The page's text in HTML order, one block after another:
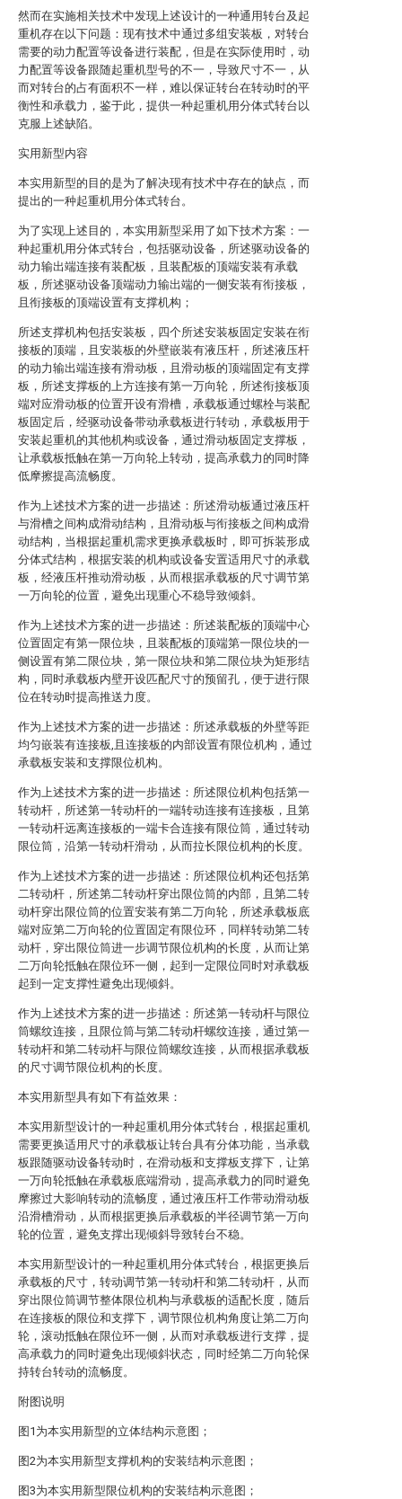
然而在实施相关技术中发现上述设计的一种通用转台及起
重机存在以下问题：现有技术中通过多组安装板，对转台
需要的动力配置等设备进行装配，但是在实际使用时，动
力配置等设备跟随起重机型号的不一，导致尺寸不一，从
而对转台的占有面积不一样，难以保证转台在转动时的平
衡性和承载力，鉴于此，提供一种起重机用分体式转台以
克服上述缺陷。
实用新型内容
本实用新型的目的是为了解决现有技术中存在的缺点，而
提出的一种起重机用分体式转台。
为了实现上述目的，本实用新型采用了如下技术方案：一
种起重机用分体式转台，包括驱动设备，所述驱动设备的
动力输出端连接有装配板，且装配板的顶端安装有承载
板，所述驱动设备顶端动力输出端的一侧安装有衔接板，
且衔接板的顶端设置有支撑机构；
所述支撑机构包括安装板，四个所述安装板固定安装在衔
接板的顶端，且安装板的外壁嵌装有液压杆，所述液压杆
的动力输出端连接有滑动板，且滑动板的顶端固定有支撑
板，所述支撑板的上方连接有第一万向轮，所述衔接板顶
端对应滑动板的位置开设有滑槽，承载板通过螺栓与装配
板固定后，经驱动设备带动承载板进行转动，承载板用于
安装起重机的其他机构或设备，通过滑动板固定支撑板，
让承载板抵触在第一万向轮上转动，提高承载力的同时降
低摩擦提高流畅度。
作为上述技术方案的进一步描述：所述滑动板通过液压杆
与滑槽之间构成滑动结构，且滑动板与衔接板之间构成滑
动结构，当根据起重机需求更换承载板时，即可拆装形成
分体式结构，根据安装的机构或设备安置适用尺寸的承载
板，经液压杆推动滑动板，从而根据承载板的尺寸调节第
一万向轮的位置，避免出现重心不稳导致倾斜。
作为上述技术方案的进一步描述：所述装配板的顶端中心
位置固定有第一限位块，且装配板的顶端第一限位块的一
侧设置有第二限位块，第一限位块和第二限位块为矩形结
构，同时承载板内壁开设匹配尺寸的预留孔，便于进行限
位在转动时提高推送力度。
作为上述技术方案的进一步描述：所述承载板的外壁等距
均匀嵌装有连接板,且连接板的内部设置有限位机构，通过
承载板安装和支撑限位机构。
作为上述技术方案的进一步描述：所述限位机构包括第一
转动杆，所述第一转动杆的一端转动连接有连接板，且第
一转动杆远离连接板的一端卡合连接有限位筒，通过转动
限位筒，沿第一转动杆滑动，从而拉长限位机构的长度。
作为上述技术方案的进一步描述：所述限位机构还包括第
二转动杆，所述第二转动杆穿出限位筒的内部，且第二转
动杆穿出限位筒的位置安装有第二万向轮，所述承载板底
端对应第二万向轮的位置固定有限位环，同样转动第二转
动杆，穿出限位筒进一步调节限位机构的长度，从而让第
二万向轮抵触在限位环一侧，起到一定限位同时对承载板
起到一定支撑性避免出现倾斜。
作为上述技术方案的进一步描述：所述第一转动杆与限位
筒螺纹连接，且限位筒与第二转动杆螺纹连接，通过第一
转动杆和第二转动杆与限位筒螺纹连接，从而根据承载板
的尺寸调节限位机构的长度。
本实用新型具有如下有益效果：
本实用新型设计的一种起重机用分体式转台，根据起重机
需要更换适用尺寸的承载板让转台具有分体功能，当承载
板跟随驱动设备转动时，在滑动板和支撑板支撑下，让第
一万向轮抵触在承载板底端滑动，提高承载力的同时避免
摩擦过大影响转动的流畅度，通过液压杆工作带动滑动板
沿滑槽滑动，从而根据更换后承载板的半径调节第一万向
轮的位置，避免支撑出现倾斜导致转台不稳。
本实用新型设计的一种起重机用分体式转台，根据更换后
承载板的尺寸，转动调节第一转动杆和第二转动杆，从而
穿出限位筒调节整体限位机构与承载板的适配长度，随后
在连接板的限位和支撑下，调节限位机构角度让第二万向
轮，滚动抵触在限位环一侧，从而对承载板进行支撑，提
高承载力的同时避免出现倾斜状态，同时经第二万向轮保
持转台转动的流畅度。
附图说明
图1为本实用新型的立体结构示意图；
图2为本实用新型支撑机构的安装结构示意图；
图3为本实用新型限位机构的安装结构示意图；